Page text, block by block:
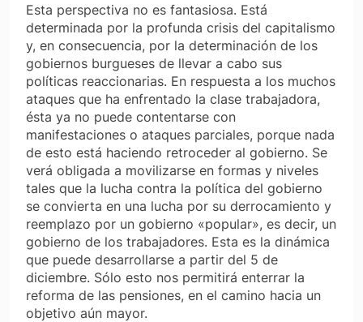
Esta perspectiva no es fantasiosa. Está
determinada por la profunda crisis del capitalismo
y, en consecuencia, por la determinación de los
gobiernos burgueses de llevar a cabo sus
políticas reaccionarias. En respuesta a los muchos
ataques que ha enfrentado la clase trabajadora,
ésta ya no puede contentarse con
manifestaciones o ataques parciales, porque nada
de esto está haciendo retroceder al gobierno. Se
verá obligada a movilizarse en formas y niveles
tales que la lucha contra la política del gobierno
se convierta en una lucha por su derrocamiento y
reemplazo por un gobierno «popular», es decir, un
gobierno de los trabajadores. Esta es la dinámica
que puede desarrollarse a partir del 5 de
diciembre. Sólo esto nos permitirá enterrar la
reforma de las pensiones, en el camino hacia un
objetivo aún mayor.